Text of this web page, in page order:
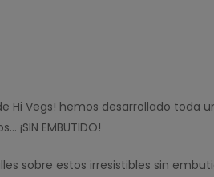
Hi Vegs! hemos desarrollado toda
EMBUTIDO!
sobre estos irresistibles sin